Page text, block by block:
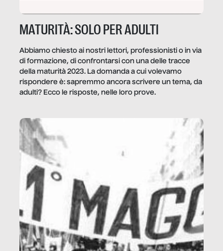
MATURITÀ: SOLO PER ADULTI
Abbiamo chiesto ai nostri lettori, professionisti o in via
di formazione, di confrontarsi con una delle tracce
della maturità 2023. La domanda a cui volevamo
rispondere è: sapremmo ancora scrivere un tema, da
adulti? Ecco le risposte, nelle loro prove.